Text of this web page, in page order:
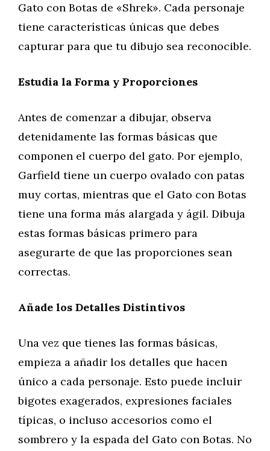
Gato con Botas de «Shrek». Cada personaje
tiene características únicas que debes
capturar para que tu dibujo sea reconocible.
Estudia la Forma y Proporciones
Antes de comenzar a dibujar, observa
detenidamente las formas básicas que
componen el cuerpo del gato. Por ejemplo,
Garfield tiene un cuerpo ovalado con patas
muy cortas, mientras que el Gato con Botas
tiene una forma más alargada y ágil. Dibuja
estas formas básicas primero para
asegurarte de que las proporciones sean
correctas.
Añade los Detalles Distintivos
Una vez que tienes las formas básicas,
empieza a añadir los detalles que hacen
único a cada personaje. Esto puede incluir
bigotes exagerados, expresiones faciales
típicas, o incluso accesorios como el
sombrero y la espada del Gato con Botas. No